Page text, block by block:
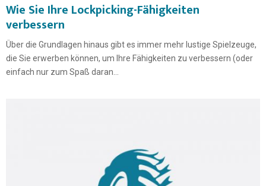
Wie Sie Ihre Lockpicking-Fähigkeiten
verbessern
Über die Grundlagen hinaus gibt es immer mehr lustige Spielzeuge,
die Sie erwerben können, um Ihre Fähigkeiten zu verbessern (oder
einfach nur zum Spaß daran...